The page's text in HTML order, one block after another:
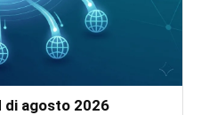
di agosto 2026